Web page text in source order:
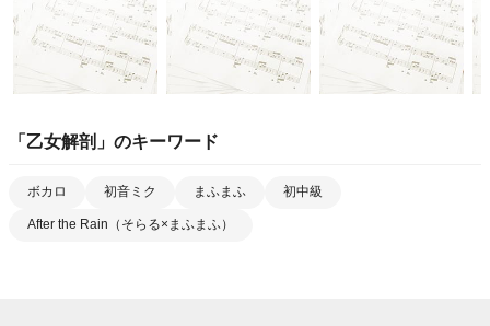
「 乙女解剖 」のキーワード
ボカロ 初音ミク まふまふ 初中級
After the Rain（そらる×まふまふ）